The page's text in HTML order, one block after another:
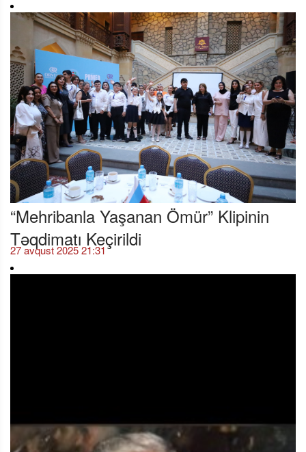
“Mehribanla Yaşanan Ömür” Klipinin
Təqdimatı Keçirildi
27 avqust 2025 21:31